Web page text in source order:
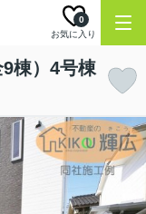
お気に入り
0
棟）4号棟